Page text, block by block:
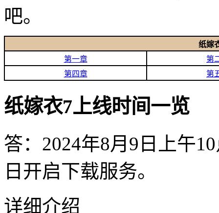
吧。
纸嫁
第一章
第
第四章
第
纸嫁衣7上线时间一览
答：2024年8月9日上午
日开启下载服务。
详细介绍